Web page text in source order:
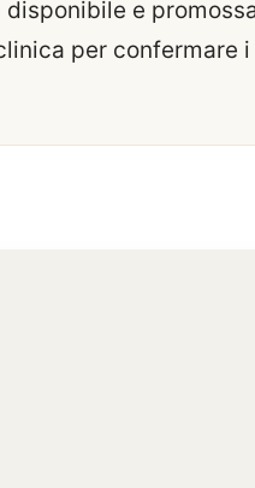
disponibile e
per confermare i